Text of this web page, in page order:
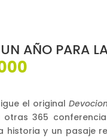
AÑO PARA
El
actual
es:
$62,000.
el original
365
historia y un pasaje